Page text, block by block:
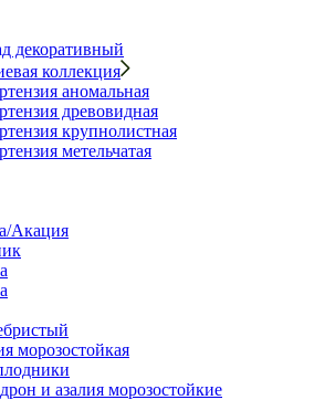
декоративный
коллекция
аномальная
древовидная
крупнолистная
метельчатая
Акация
морозостойкая
и азалия морозостойкие